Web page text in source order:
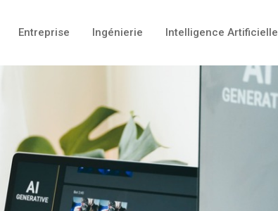
Entreprise Ingénierie Intelligence Artificielle